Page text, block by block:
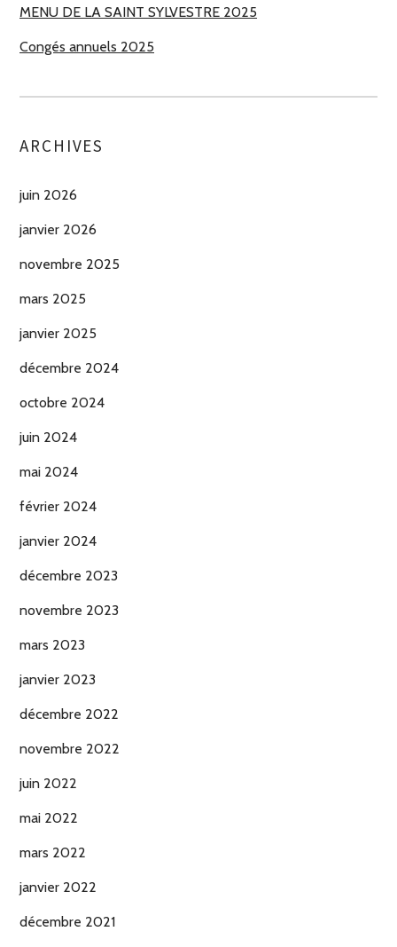
MENU DE LA SAINT SYLVESTRE 2025
Congés annuels 2025
ARCHIVES
juin 2026
janvier 2026
novembre 2025
mars 2025
janvier 2025
décembre 2024
octobre 2024
juin 2024
mai 2024
février 2024
janvier 2024
décembre 2023
novembre 2023
mars 2023
janvier 2023
décembre 2022
novembre 2022
juin 2022
mai 2022
mars 2022
janvier 2022
décembre 2021